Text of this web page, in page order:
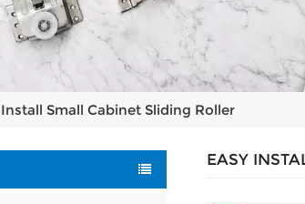
Small Cabinet Sliding Roller
EASY